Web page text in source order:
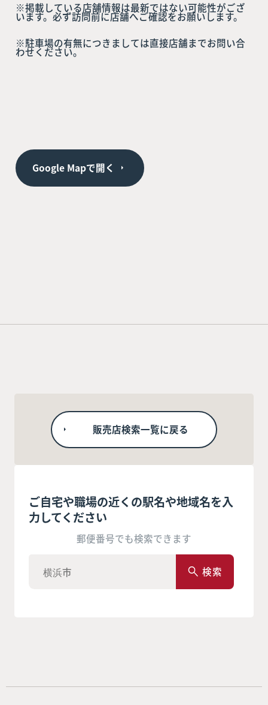
※掲載している店舗情報は最新ではない可能性がござ
います。必ず訪問前に店舗へご確認をお願いします。
※駐車場の有無につきましては直接店舗までお問い合
わせください。
Google Mapで開く
販売店検索一覧に戻る
ご自宅や職場の近くの駅名や地域名を入
力してください
郵便番号でも検索できます
検索